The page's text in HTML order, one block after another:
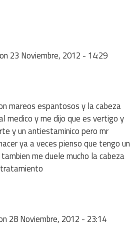
23 Noviembre, 2012 - 14:29
mareos espantosos y la cabeza
medico y me dijo que es vertigo y
y un antiestaminico pero mr
ya a veces pienso que tengo un
me duele mucho la cabeza
28 Noviembre, 2012 - 23:14